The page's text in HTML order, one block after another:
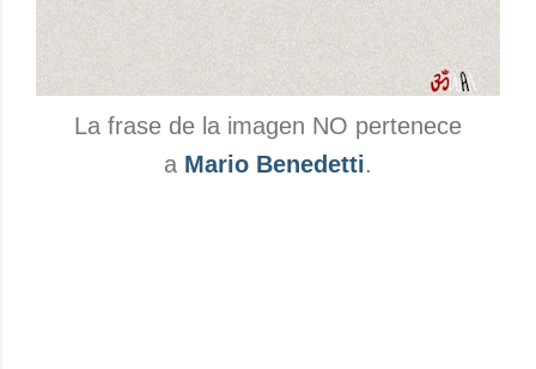
La frase de la imagen NO pertenece
a Mario Benedetti.